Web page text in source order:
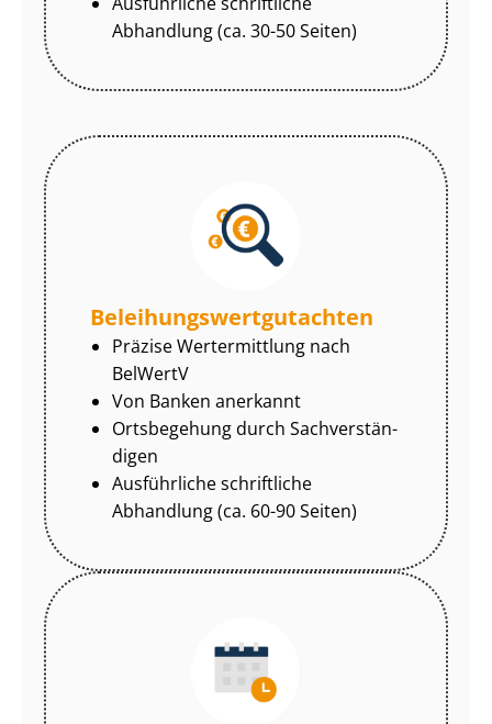
Abhandlung (ca. 30-50 Seiten)
Be­lei­hungs­wert­gut­ach­ten
Präzise Wertermittlung nach
BelWertV
Von Banken anerkannt
Ortsbegehung durch Sach­ver­stän­
di­gen
Ausführliche schriftliche
Abhandlung (ca. 60-90 Seiten)